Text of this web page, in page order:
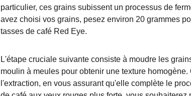
particulier, ces grains subissent un processus de
avez choisi vos grains, pesez environ 20 grammes
tasses de café Red Eye.
L'étape cruciale suivante consiste à moudre les
moulin à meules pour obtenir une texture
l'extraction, en vous assurant qu'elle complète le